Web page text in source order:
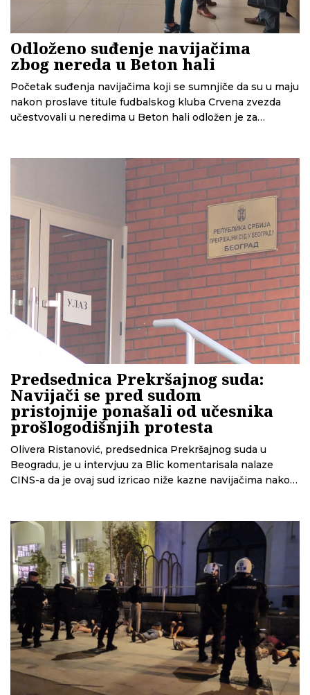
Odloženo suđenje navijačima
zbog nereda u Beton hali
Početak suđenja navijačima koji se sumnjiče da su u maju
nakon proslave titule fudbalskog kluba Crvena zvezda
učestvovali u neredima u Beton hali odložen je za
Predsednica Prekršajnog suda:
Navijači se pred sudom
pristojnije ponašali od učesnika
prošlogodišnjih protesta
Olivera Ristanović, predsednica Prekršajnog suda u
Beogradu, je u intervjuu za Blic komentarisala nalaze
CINS-a da je ovaj sud izricao niže kazne navijačima nakon